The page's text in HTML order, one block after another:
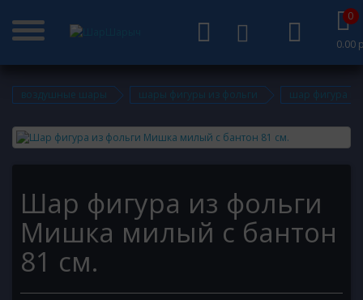
0
0.00
воздушные шары шары фигуры из фольги шар фигура
Шар фигура из фольги
Мишка милый с бантон
81 см.